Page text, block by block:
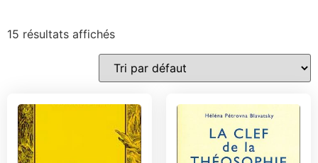
15 résultats affichés